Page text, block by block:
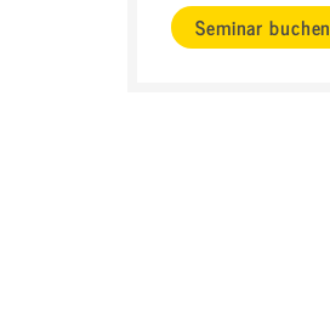
Seminar buchen